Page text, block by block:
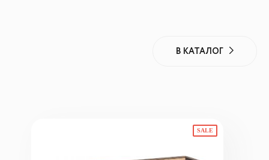
В КАТАЛОГ
SALE